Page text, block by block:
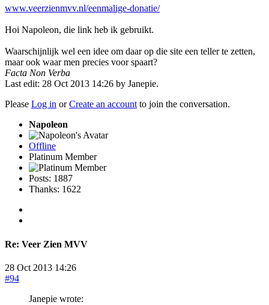
www.veerzienmvv.nl/eenmalige-donatie/
Hoi Napoleon, die link heb ik gebruikt.
Waarschijnlijk wel een idee om daar op die site een teller te zetten,
maar ook waar men precies voor spaart?
Facta Non Verba
Last edit: 28 Oct 2013 14:26 by Janepie.
Please Log in orCreate an accountto join the conversation.
Napoleon
Offline
Platinum Member
Posts: 1887
Thanks: 1622
Re: Veer Zien MVV
28 Oct 2013 14:26
#94
Janepie wrote: